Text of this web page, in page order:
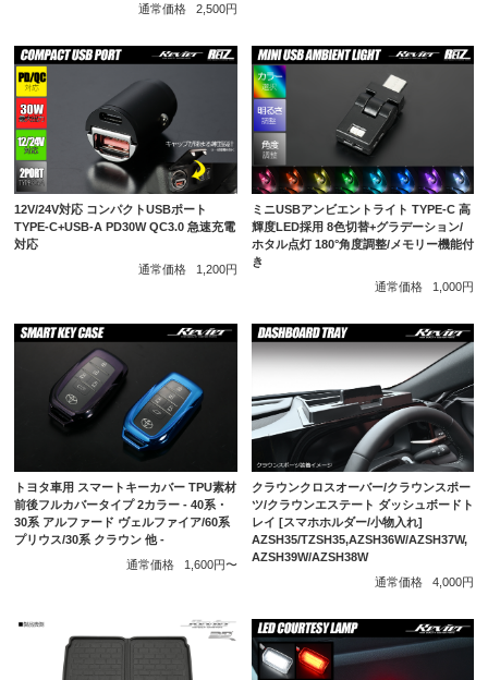
通常価格
2,500円
12V/24V対応 コンパクトUSBポート
TYPE-C+USB-A PD30W QC3.0 急速充電
対応
通常価格
1,200円
ミニUSBアンビエントライト TYPE-C 高
輝度LED採用 8色切替+グラデーション/
ホタル点灯 180°角度調整/メモリー機能付
き
通常価格
1,000円
トヨタ車用 スマートキーカバー TPU素材
前後フルカバータイプ 2カラー - 40系・
30系 アルファード ヴェルファイア/60系
プリウス/30系 クラウン 他 -
通常価格
1,600円〜
クラウンクロスオーバー/クラウンスポー
ツ/クラウンエステート ダッシュボードト
レイ [スマホホルダー/小物入れ]
AZSH35/TZSH35,AZSH36W/AZSH37W,
AZSH39W/AZSH38W
通常価格
4,000円